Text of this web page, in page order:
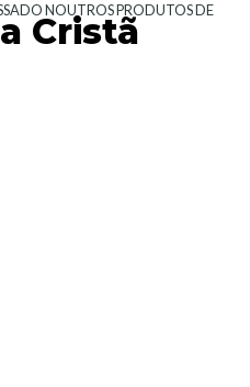
NOUTROS PRODUTOS DE
Cristã